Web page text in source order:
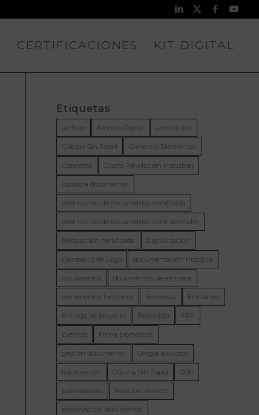
CERTIFICACIONES KIT DIGITAL
Etiquetas
archivo Archivo Digital archivístico
Colegio Sin Papel Comercio Electrónico
Concellos Cuarta Revolución Industrial
custodia documental
destruccion de documentos certificada
destruccion de documentos confidenciales
Destrucción certificada Digitalización
Diocesano de Lugo documentación histórica
documentos documentos de empresa
documentos históricos Empresas Entidades
Entrega de proyecto Entrevista ERP
Eventos Firma biométrica
gestión documental Google adwords
Información Oficina Sin Papel OSP
palimpsestos Posicionamiento
preservación documental